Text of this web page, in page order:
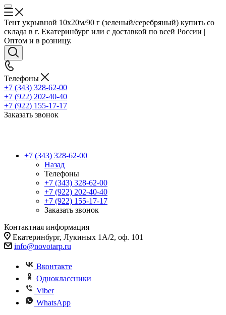
Тент укрывной 10х20м/90 г (зеленый/серебряный) купить со
склада в г. Екатеринбург или с доставкой по всей России |
Оптом и в розницу.
Телефоны
+7 (343) 328-62-00
+7 (922) 202-40-40
+7 (922) 155-17-17
Заказать звонок
+7 (343) 328-62-00
Назад
Телефоны
+7 (343) 328-62-00
+7 (922) 202-40-40
+7 (922) 155-17-17
Заказать звонок
Контактная информация
Екатеринбург, Лукиных 1А/2, оф. 101
info@novotarp.ru
Вконтакте
Одноклассники
Viber
WhatsApp